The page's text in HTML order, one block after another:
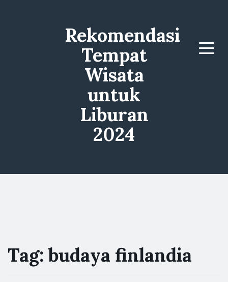
Rekomendasi
Tempat
Wisata
untuk
Liburan
2024
Menu
Tag:budaya finlandia